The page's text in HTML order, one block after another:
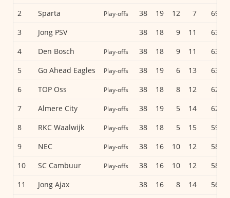
2
Sparta Play-offs 38 19 12 7 69
3
Jong PSV 38 18 9 11 63
4
Den Bosch Play-offs 38 18 9 11 63
5
Go Ahead Eagles Play-offs 38 19 6 13 63
6
TOP Oss Play-offs 38 18 8 12 62
7
Almere City Play-offs 38 19 5 14 62
8
RKC Waalwijk Play-offs 38 18 5 15 59
9
NEC Play-offs 38 16 10 12 58
10
SC Cambuur Play-offs 38 16 10 12 58
11
Jong Ajax 38 16 8 14 56